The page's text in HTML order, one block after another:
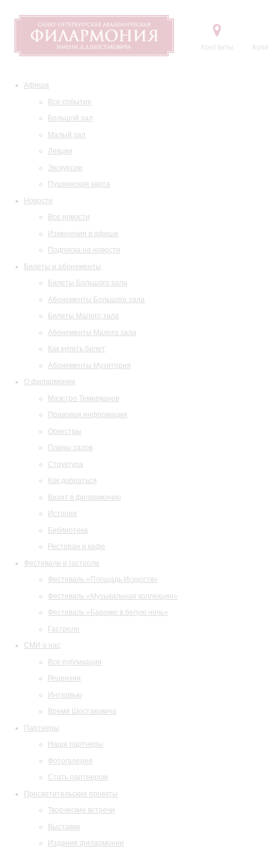
Контакты
Афиша
Все события
Большой зал
Малый зал
Лекции
Экскурсии
Пушкинская карта
Новости
Все новости
Изменения в афише
Подписка на новости
Билеты и абонементы
Билеты Большого зала
Абонементы Большого зала
Билеты Малого зала
Абонементы Малого зала
Как купить билет
Абонементы Музитория
О филармонии
Маэстро Темирканов
Правовая информация
Оркестры
Планы залов
Структура
Как добраться
Визит в филармонию
История
Библиотека
Ресторан и кафе
Фестивали и гастроли
Фестиваль «Площадь Искусств»
Фестиваль «Музыкальная коллекция»
Фестиваль «Барокко в белую ночь»
Гастроли
СМИ о нас
Все публикации
Рецензии
Интервью
Время Шостаковича
Партнеры
Наши партнеры
Фотогалерея
Стать партнером
Просветительские проекты
Творческие встречи
Выставки
Издания филармонии